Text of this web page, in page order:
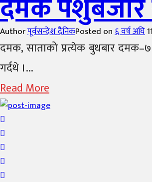
दमक पशुबजार
Authorपूर्वसन्देश दैनिकPosted on६ वर्ष अघि
दमक, साताको प्रत्येक बुधबार
गर्दथे ।...
Read More